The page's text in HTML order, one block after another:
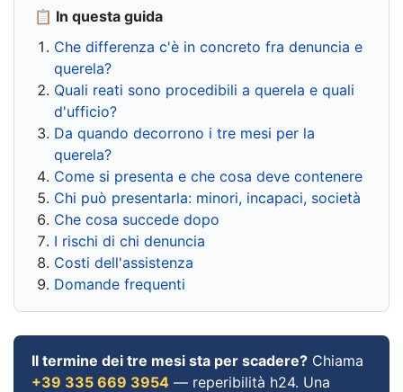
📋 In questa guida
Che differenza c'è in concreto fra denuncia e
querela?
Quali reati sono procedibili a querela e quali
d'ufficio?
Da quando decorrono i tre mesi per la
querela?
Come si presenta e che cosa deve contenere
Chi può presentarla: minori, incapaci, società
Che cosa succede dopo
I rischi di chi denuncia
Costi dell'assistenza
Domande frequenti
Il termine dei tre mesi sta per scadere? Chiama
+39 335 669 3954 — reperibilità h24. Una